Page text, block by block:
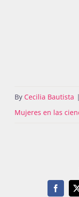
By Cecilia Bautista |
Mujeres en las